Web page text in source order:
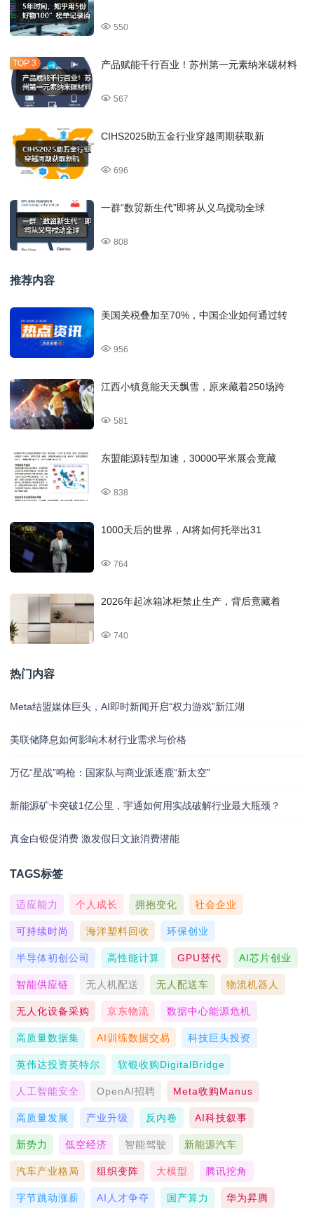
550
产品赋能千行百业！苏州第一元素纳米碳材料
567
CIHS2025助五金行业穿越周期获取新
696
一群“数贸新生代”即将从义乌搅动全球
808
推荐内容
美国关税叠加至70%，中国企业如何通过转
956
江西小镇竟能天天飘雪，原来藏着250场跨
581
东盟能源转型加速，30000平米展会竟藏
838
1000天后的世界，AI将如何托举出31
764
2026年起冰箱冰柜禁止生产，背后竟藏着
740
热门内容
Meta结盟媒体巨头，AI即时新闻开启“权力游戏”新江湖
美联储降息如何影响木材行业需求与价格
万亿“星战”鸣枪：国家队与商业派逐鹿“新太空”
新能源矿卡突破1亿公里，宇通如何用实战破解行业最大瓶颈？
真金白银促消费 激发假日文旅消费潜能
TAGS标签
适应能力 个人成长 拥抱变化 社会企业
可持续时尚 海洋塑料回收 环保创业
半导体初创公司 高性能计算 GPU替代 AI芯片创业
智能供应链 无人机配送 无人配送车 物流机器人
无人化设备采购 京东物流 数据中心能源危机
高质量数据集 AI训练数据交易 科技巨头投资
英伟达投资英特尔 软银收购DigitalBridge
人工智能安全 OpenAI招聘 Meta收购Manus
高质量发展 产业升级 反内卷 AI科技叙事
新势力 低空经济 智能驾驶 新能源汽车
汽车产业格局 组织变阵 大模型 腾讯挖角
字节跳动涨薪 AI人才争夺 国产算力 华为昇腾